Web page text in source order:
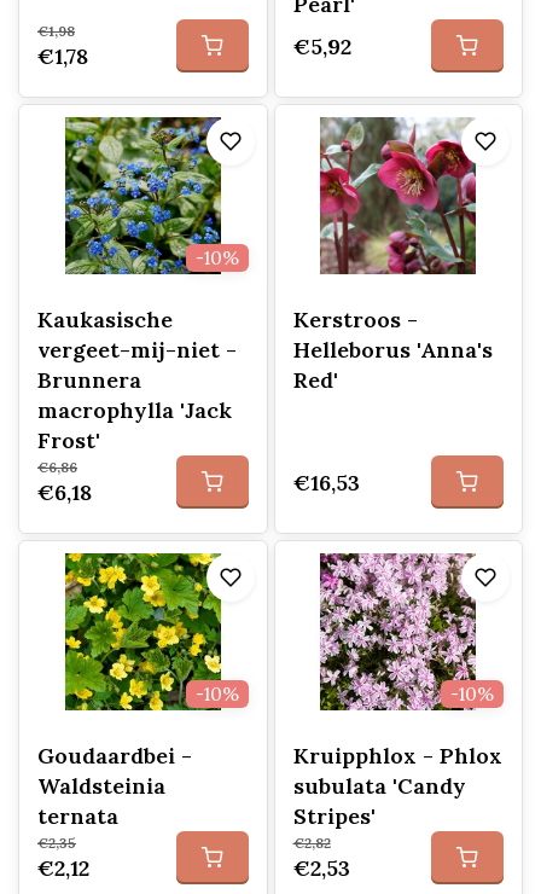
€1,98
€1,78
€5,92
-10%
Kaukasische
vergeet-mij-niet -
Brunnera
macrophylla 'Jack
Frost'
€6,86
€6,18
Kerstroos -
Helleborus 'Anna's
Red'
€16,53
-10%
Goudaardbei -
Waldsteinia
ternata
€2,35
€2,12
-10%
Kruipphlox - Phlox
subulata 'Candy
Stripes'
€2,82
€2,53